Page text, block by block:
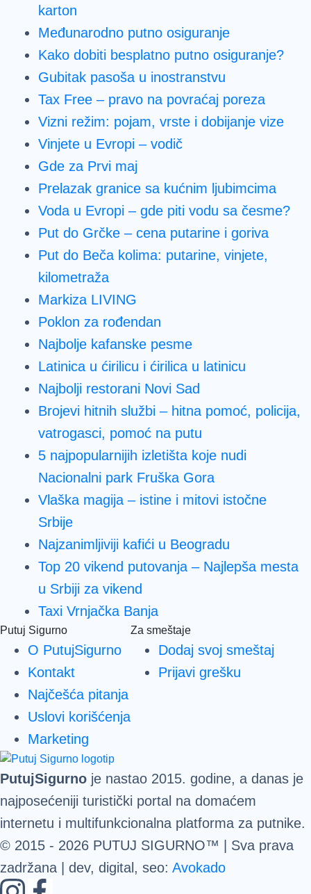
karton
Međunarodno putno osiguranje
Kako dobiti besplatno putno osiguranje?
Gubitak pasoša u inostranstvu
Tax Free – pravo na povraćaj poreza
Vizni režim: pojam, vrste i dobijanje vize
Vinjete u Evropi – vodič
Gde za Prvi maj
Prelazak granice sa kućnim ljubimcima
Voda u Evropi – gde piti vodu sa česme?
Put do Grčke – cena putarine i goriva
Put do Beča kolima: putarine, vinjete,
kilometraža
Markiza LIVING
Poklon za rođendan
Najbolje kafanske pesme
Latinica u ćirilicu i ćirilica u latinicu
Najbolji restorani Novi Sad
Brojevi hitnih službi – hitna pomoć, policija,
vatrogasci, pomoć na putu
5 najpopularnijih izletišta koje nudi
Nacionalni park Fruška Gora
Vlaška magija – istine i mitovi istočne
Srbije
Najzanimljiviji kafići u Beogradu
Top 20 vikend putovanja – Najlepša mesta
u Srbiji za vikend
Taxi Vrnjačka Banja
Putuj Sigurno
O PutujSigurno
Kontakt
Najčešća pitanja
Uslovi korišćenja
Marketing
Za smeštaje
Dodaj svoj smeštaj
Prijavi grešku
PutujSigurno je nastao 2015. godine, a danas je
najposećeniji turistički portal na domaćem
internetu i multifunkcionalna platforma za putnike.
© 2015 - 2026 PUTUJ SIGURNO™ | Sva prava
zadržana | dev, digital, seo: Avokado